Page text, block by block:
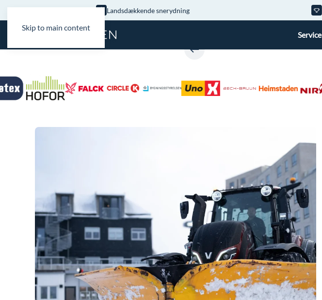
Skip to main content
Landsdækkende snerydning
Service